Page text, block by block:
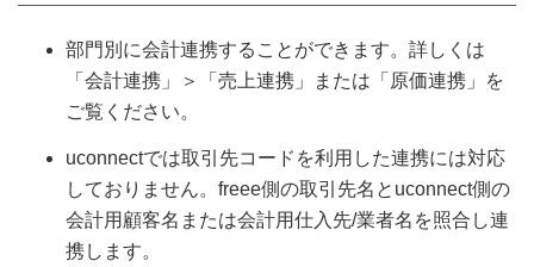
部門別に会計連携することができます。詳しくは
「会計連携」＞「売上連携」または「原価連携」を
ご覧ください。
uconnectでは取引先コードを利用した連携には対応
しておりません。freee側の取引先名とuconnect側の
会計用顧客名または会計用仕入先/業者名を照合し連
携します。